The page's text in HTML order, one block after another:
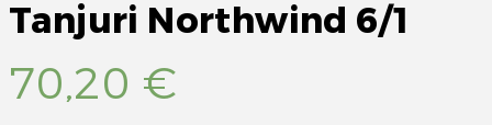
Tanjuri Northwind 6/1
70,20 €